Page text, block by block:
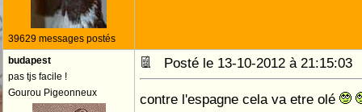
39629 messages postés
budapest
pas tjs facile !
Gourou Pigeonneux
Posté le 13-10-2012 à
contre l'espagne cela va etre olé